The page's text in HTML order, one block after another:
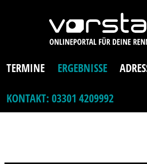
TERMINE ERGEBNISSE
KONTAKT: 03301 4209992